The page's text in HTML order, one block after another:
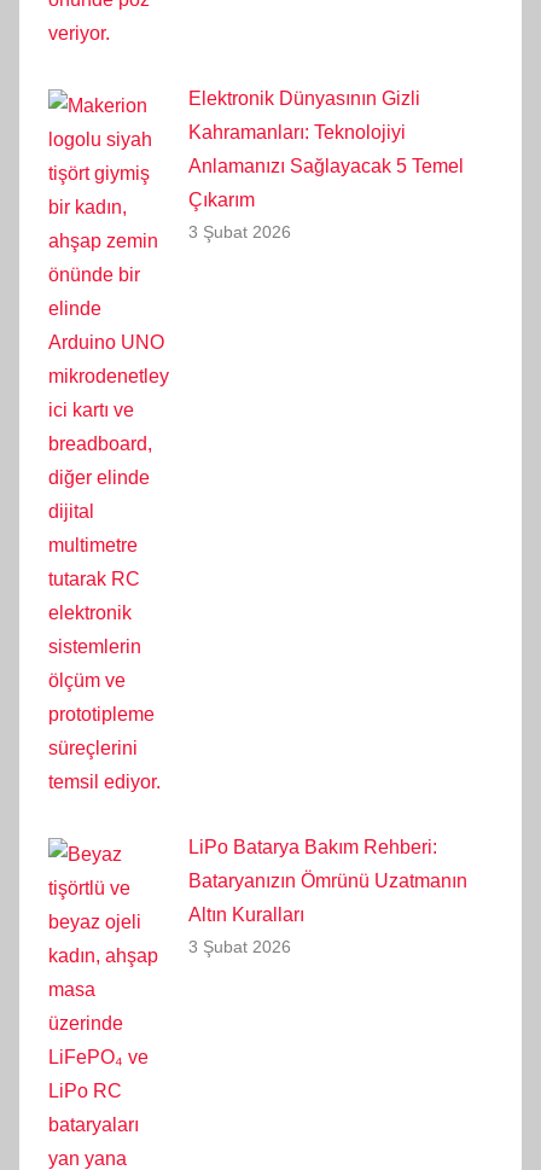
Elektronik Dünyasının Gizli
Kahramanları: Teknolojiyi
Anlamanızı Sağlayacak 5 Temel
Çıkarım
3 Şubat 2026
LiPo Batarya Bakım Rehberi:
Bataryanızın Ömrünü Uzatmanın
Altın Kuralları
3 Şubat 2026